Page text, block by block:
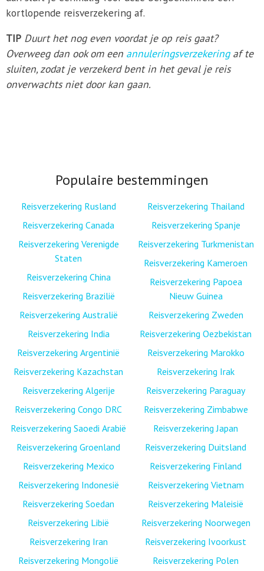
kortlopende reisverzekering af.
TIP Duurt het nog even voordat je op reis gaat?
Overweeg dan ook om een annuleringsverzekeringaf te
sluiten, zodat je verzekerd bent in het geval je reis
onverwachts niet door kan gaan.
Populaire bestemmingen
Reisverzekering Rusland
Reisverzekering Canada
Reisverzekering Verenigde
Staten
Reisverzekering China
Reisverzekering Brazilië
Reisverzekering Australië
Reisverzekering India
Reisverzekering Argentinië
Reisverzekering Kazachstan
Reisverzekering Algerije
Reisverzekering Congo DRC
Reisverzekering Saoedi Arabië
Reisverzekering Groenland
Reisverzekering Mexico
Reisverzekering Indonesië
Reisverzekering Soedan
Reisverzekering Libië
Reisverzekering Iran
Reisverzekering Mongolië
Reisverzekering Thailand
Reisverzekering Spanje
Reisverzekering Turkmenistan
Reisverzekering Kameroen
Reisverzekering Papoea
Nieuw Guinea
Reisverzekering Zweden
Reisverzekering Oezbekistan
Reisverzekering Marokko
Reisverzekering Irak
Reisverzekering Paraguay
Reisverzekering Zimbabwe
Reisverzekering Japan
Reisverzekering Duitsland
Reisverzekering Finland
Reisverzekering Vietnam
Reisverzekering Maleisië
Reisverzekering Noorwegen
Reisverzekering Ivoorkust
Reisverzekering Polen